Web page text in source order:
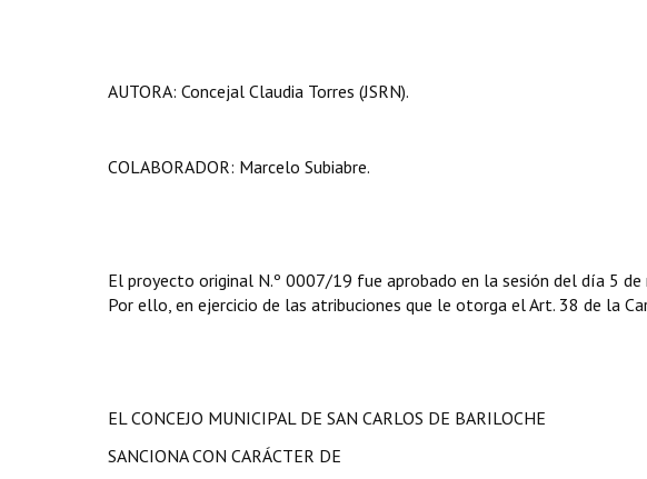
AUTORA: Concejal Claudia Torres (JSRN).
COLABORADOR: Marcelo Subiabre.
El proyecto original N.º 0007/19 fue aprobado en la sesión del día 5
Por ello, en ejercicio de las atribuciones que le otorga el Art. 38 de la
EL CONCEJO MUNICIPAL DE SAN CARLOS DE BARILOCHE
SANCIONA CON CARÁCTER DE